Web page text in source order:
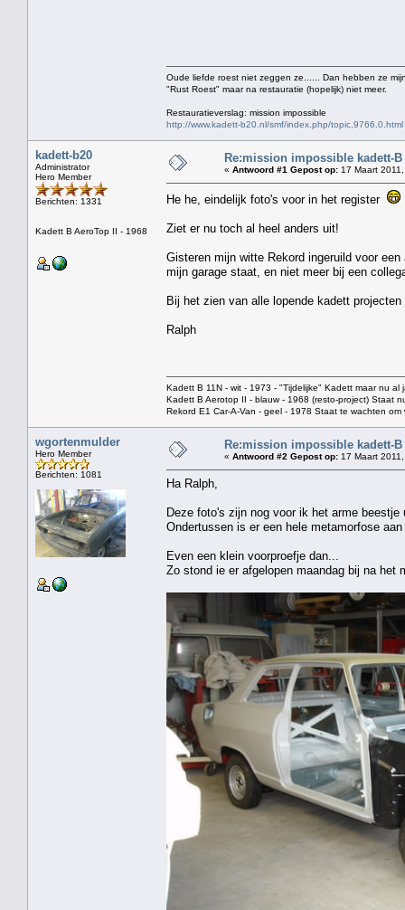
Oude liefde roest niet zeggen ze...... Dan hebben ze
"Rust Roest" maar na restauratie (hopelijk) niet meer.
Restauratieverslag: mission impossible
http://www.kadett-b20.nl/smf/index.php/topic,9766.0.html
kadett-b20
Administrator
Hero Member
Berichten: 1331
Kadett B AeroTop II - 1968
Re:mission impossible kadett-B
« Antwoord #1 Gepost op: 17 Maart
He he, eindelijk foto's voor in het register
Ziet er nu toch al heel anders uit!
Gisteren mijn witte Rekord ingeruild voor
mijn garage staat, en niet meer bij een
Bij het zien van alle lopende kadett
Ralph
Kadett B 11N - wit - 1973 - "Tijdelijke" Kadett maar nu al
Kadett B Aerotop II - blauw - 1968 (resto-project) Staat
Rekord E1 Car-A-Van - geel - 1978 Staat te wachten
wgortenmulder
Hero Member
Berichten: 1081
Re:mission impossible kadett-B
« Antwoord #2 Gepost op: 17 Maart
Ha Ralph,
Deze foto's zijn nog voor ik het arme beestje
Ondertussen is er een hele metamorfose
Even een klein voorproefje dan...
Zo stond ie er afgelopen maandag bij na het